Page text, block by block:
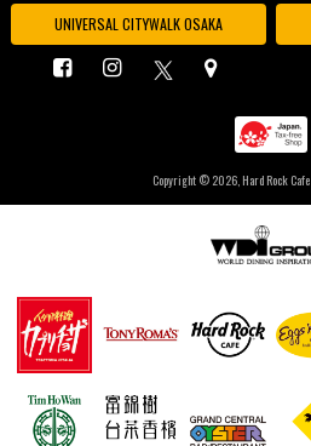
UNIVERSAL CITYWALK OSAKA
Copyright © 2026, Hard Rock